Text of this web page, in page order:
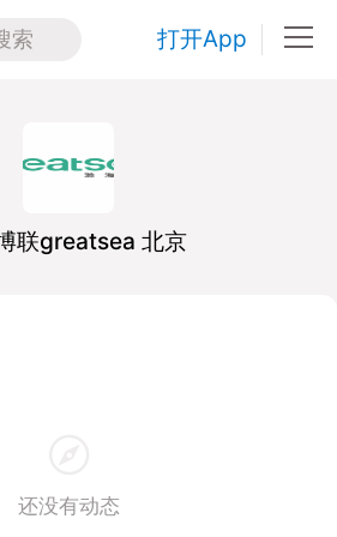
索 打开App
联greatsea 北京
还没有动态